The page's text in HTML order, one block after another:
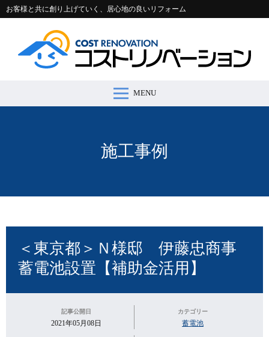
お客様と共に創り上げていく、居心地の良いリフォーム
MENU
施工事例
＜東京都＞Ｎ様邸 伊藤忠商事
蓄電池設置【補助金活用】
記事公開日
2021年05月08日
カテゴリー
蓄電池